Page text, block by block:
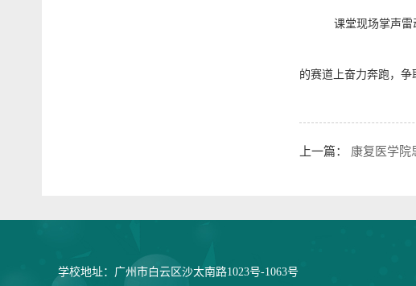
课堂现场掌声雷
的赛道上奋力奔跑，争
上一篇： 康复医学院
学校地址：广州市白云区沙太南路1023号-1063号